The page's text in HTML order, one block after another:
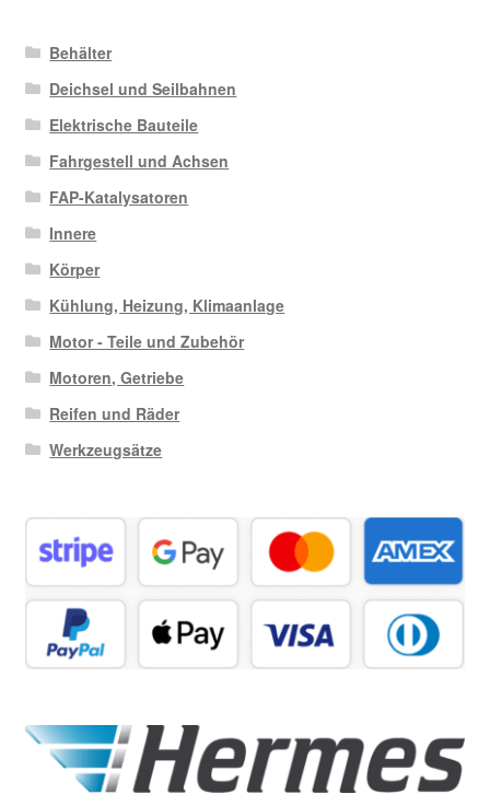
Behälter
Deichsel und Seilbahnen
Elektrische Bauteile
Fahrgestell und Achsen
FAP-Katalysatoren
Innere
Körper
Kühlung, Heizung, Klimaanlage
Motor - Teile und Zubehör
Motoren, Getriebe
Reifen und Räder
Werkzeugsätze